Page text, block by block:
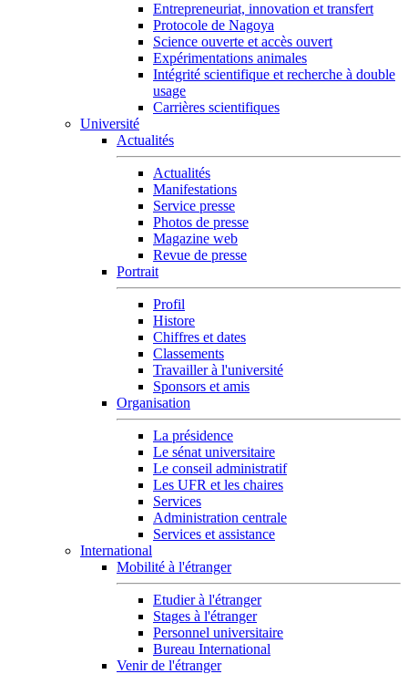
Entrepreneuriat, innovation et transfert
Protocole de Nagoya
Science ouverte et accès ouvert
Expérimentations animales
Intégrité scientifique et recherche à double
usage
Carrières scientifiques
Université
Actualités
Actualités
Manifestations
Service presse
Photos de presse
Magazine web
Revue de presse
Portrait
Profil
Histore
Chiffres et dates
Classements
Travailler à l'université
Sponsors et amis
Organisation
La présidence
Le sénat universitaire
Le conseil administratif
Les UFR et les chaires
Services
Administration centrale
Services et assistance
International
Mobilité à l'étranger
Etudier à l'étranger
Stages à l'étranger
Personnel universitaire
Bureau International
Venir de l'étranger